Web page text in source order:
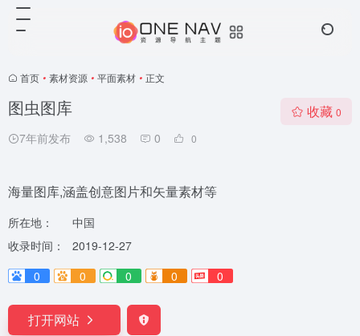
首页 • 素材资源 • 平面素材 • 正文
图虫图库
7年前发布 1,538 0 0
收藏 0
海量图库,涵盖创意图片和矢量素材等
所在地：
中国
收录时间：
2019-12-27
0
0 0 0 0
打开网站